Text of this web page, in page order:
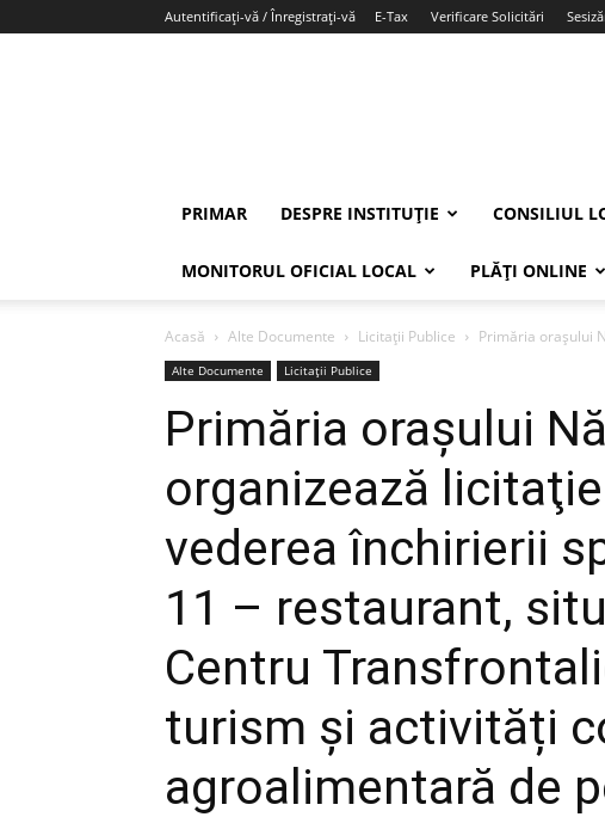
Autentificați-vă / Înregistrați-vă E-Tax Verificare Solicitări
PRIMAR DESPRE INSTITUȚIE CONSILIUL
MONITORUL OFICIAL LOCAL PLĂȚI ONLINE
Acasă Alte Documente Licitații Publice Primăria orașului
Alte Documente Licitații Publice
Primăria orașului
organizează
vederea închirierii
11 – restaurant,
Centru
turism și activități
agroalimentară de